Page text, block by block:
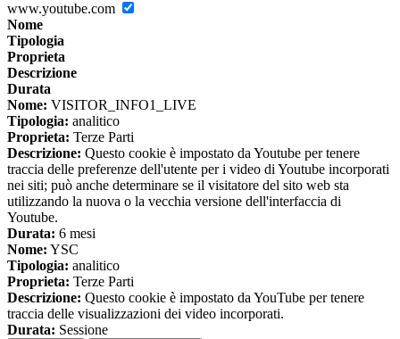
www.youtube.com
Nome
Tipologia
Proprieta
Descrizione
Durata
Nome: VISITOR_INFO1_LIVE
Tipologia: analitico
Proprieta: Terze Parti
Descrizione: Questo cookie è impostato da Youtube per tenere
traccia delle preferenze dell'utente per i video di Youtube incorporati
nei siti; può anche determinare se il visitatore del sito web sta
utilizzando la nuova o la vecchia versione dell'interfaccia di
Youtube.
Durata: 6 mesi
Nome: YSC
Tipologia: analitico
Proprieta: Terze Parti
Descrizione: Questo cookie è impostato da YouTube per tenere
traccia delle visualizzazioni dei video incorporati.
Durata: Sessione